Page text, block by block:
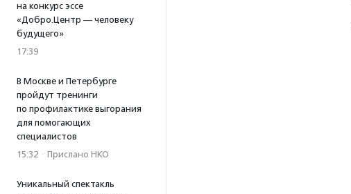
на конкурс эссе
«Добро.Центр — человеку
будущего»
17:39
В Москве и Петербурге
пройдут тренинги
по профилактике выгорания
для помогающих
специалистов
15:32 · Прислано НКО
Уникальный спектакль